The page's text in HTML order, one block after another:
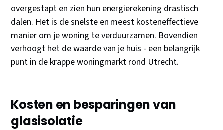
overgestapt en zien hun energierekening drastisch
dalen. Het is de snelste en meest kosteneffectieve
manier om je woning te verduurzamen. Bovendien
verhoogt het de waarde van je huis - een belangrijk
punt in de krappe woningmarkt rond Utrecht.
Kosten en besparingen van
glasisolatie